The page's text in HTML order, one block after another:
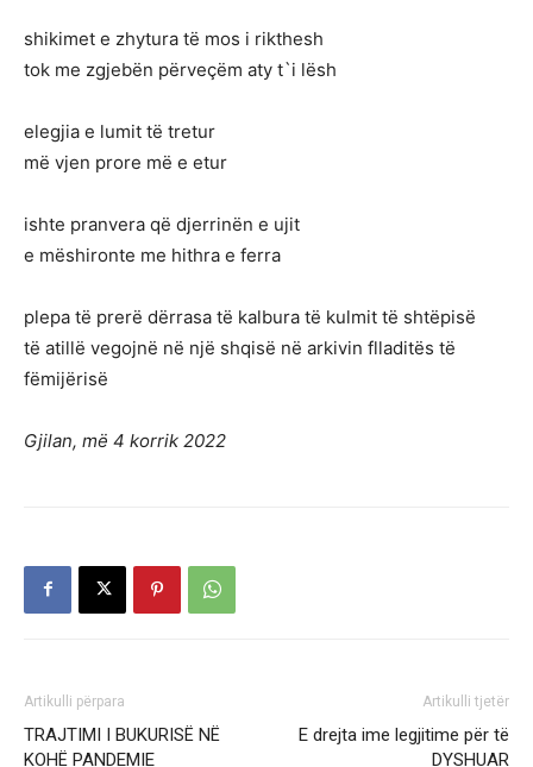
shikimet e zhytura të mos i rikthesh
tok me zgjebën përveçëm aty t`i lësh
elegjia e lumit të tretur
më vjen prore më e etur
ishte pranvera që djerrinën e ujit
e mëshironte me hithra e ferra
plepa të prerë dërrasa të kalbura të kulmit të shtëpisë
të atillë vegojnë në një shqisë në arkivin flladitës të
fëmijërisë
Gjilan, më 4 korrik 2022
Artikulli përpara
TRAJTIMI I BUKURISË NË
KOHË PANDEMIE
Artikulli tjetër
E drejta ime legjitime për të
DYSHUAR